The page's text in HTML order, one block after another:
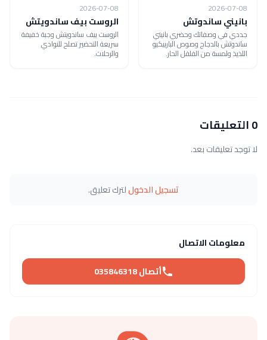
2026-07-08
بانيني ساندوتش
جددي في وصفاتك وحضري بانيني
ساندوتش بالدجاج وصوص الباربيكيو
اللذيذ ولمسة من الفلفل الحار.
2026-07-08
الروست بيف ساندويتش
الروست بيف ساندويتش وجبة خفيفة
سريعة التحضير تصلح للنوادي
والرحلات.
0 التعليقات
لا توجد تعليقات بعد.
تسجيل الدخوللترك تعليق.
معلومات الاتصال
أتصال 035846318